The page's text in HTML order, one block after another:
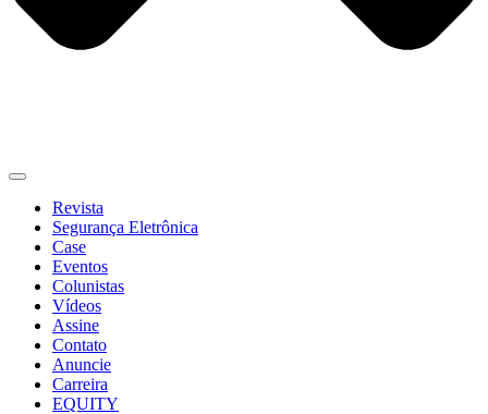
Revista
Segurança Eletrônica
Case
Eventos
Colunistas
Vídeos
Assine
Contato
Anuncie
Carreira
EQUITY